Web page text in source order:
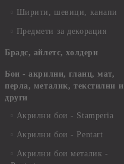
Ширити, шевици, канапи
Предмети за декорация
Брадс, айлетс, холдери
Бои - акрилни, гланц, мат,
перла, металик, текстилни и
други
Акрилни бои - Stamperia
Акрилни бои - Pentart
Акрилни бои металик -